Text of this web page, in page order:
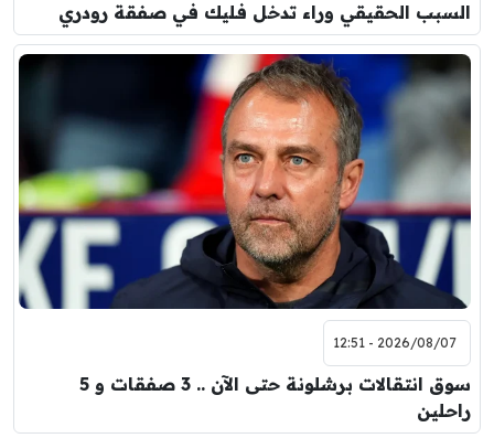
السبب الحقيقي وراء تدخل فليك في صفقة رودري
2026/08/07 - 12:51
سوق انتقالات برشلونة حتى الآن .. 3 صفقات و 5
راحلين